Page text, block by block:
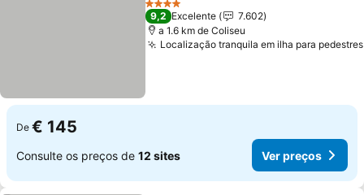
4 Estrelas
9,2 Excelente
7.602
a 1.6 km de Coliseu
Localização tranquila em ilha para pedestres
De € 145
Consulte os preços de 12 sites Ver preços